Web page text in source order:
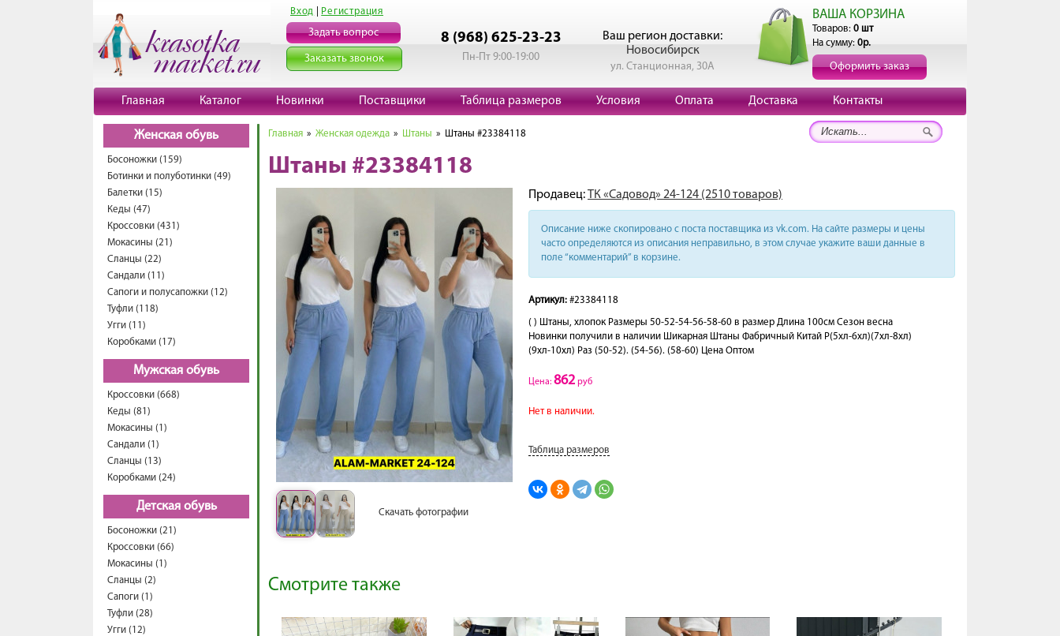
Вход Регистрация
Задать вопрос
Заказать звонок
8 (968) 625-23-23
Пн-Пт 9:00-19:00
Ваш регион доставки:
Новосибирск
ул. Станционная, 30А
ВАША КОРЗИНА
Товаров: 0 шт
На сумму: 0р.
Оформить заказ
Главная Каталог Новинки Поставщики Таблица размеров Условия Оплата Доставка Контакты
Женская обувь
Босоножки (159)
Ботинки и полуботинки (49)
Балетки (15)
Кеды (47)
Кроссовки (431)
Мокасины (21)
Сланцы (22)
Сандали (11)
Сапоги и полусапожки (12)
Туфли (118)
Угги (11)
Коробками (17)
Мужская обувь
Кроссовки (668)
Кеды (81)
Мокасины (1)
Сандали (1)
Сланцы (13)
Коробками (24)
Детская обувь
Босоножки (21)
Кроссовки (66)
Мокасины (1)
Сланцы (2)
Сапоги (1)
Туфли (28)
Угги (12)
Главная » Женская одежда » Штаны » Штаны #23384118
Штаны #23384118
Скачать фотографии
Продавец:ТК «Садовод» 24-124 (2510 товаров)
Описание ниже скопировано с поста поставщика из vk.com. На сайте размеры и цены
часто определяются из описания неправильно, в этом случае укажите ваши данные в
поле “комментарий” в корзине.
Артикул: #23384118
( ) Штаны, хлопок Размеры 50-52-54-56-58-60 в размер Длина 100см Сезон весна
Новинки получили в наличии Шикарная Штаны Фабричный Китай Р(5хл-6хл)(7хл-8хл)
(9хл-10хл) Раз (50-52). (54-56). (58-60) Цена Оптом
Цена: 862 руб
Нет в наличии.
Таблица размеров
Смотрите также